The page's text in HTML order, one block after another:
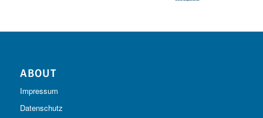
ABOUT
Impressum
Datenschutz